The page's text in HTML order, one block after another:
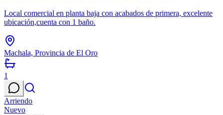
Local comercial en planta baja con acabados de primera, excelente
ubicación,cuenta con 1 baño.
Machala, Provincia de El Oro
1
Arriendo
Nuevo